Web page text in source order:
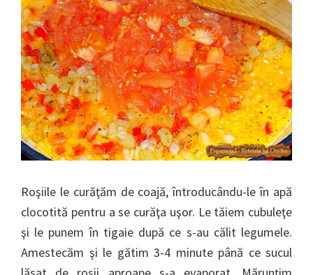
Roşiile le curăţăm de coajă, întroducându-le în apă
clocotită pentru a se curăţa uşor. Le tăiem cubuleţe
şi le punem în tigaie după ce s-au călit legumele.
Amestecăm şi le gătim 3-4 minute până ce sucul